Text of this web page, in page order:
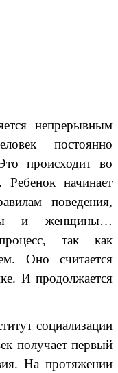
непрерывным
постоянно
происходит во
начинает
поведения,
и женщины…
так как
Оно считается
И продолжается
социализации
получает первый
На протяжении